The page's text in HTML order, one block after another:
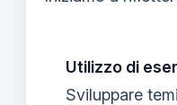
Utilizzo di
Sviluppare